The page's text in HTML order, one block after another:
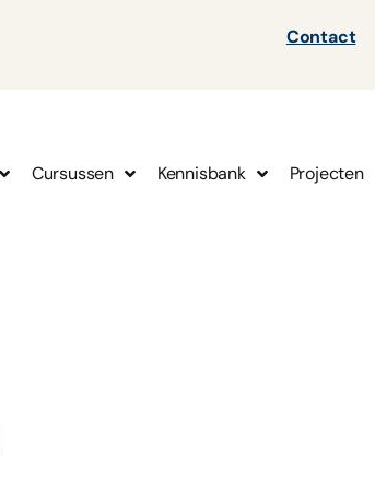
Contact
Cursussen Kennisbank Projecten